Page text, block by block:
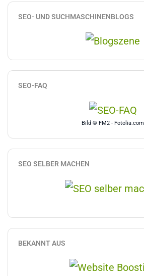
SEO- UND SUCHMASCHINENBLOGS
SEO-FAQ
Bild © FM2 - Fotolia.com
SEO SELBER MACHEN
BEKANNT AUS